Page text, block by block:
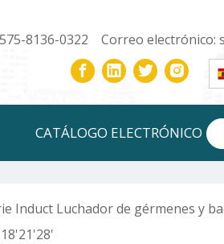
8136-0322 Correo electrónico:
CATÁLOGO ELECTRÓNICO
Induct Luchador de gérmenes y